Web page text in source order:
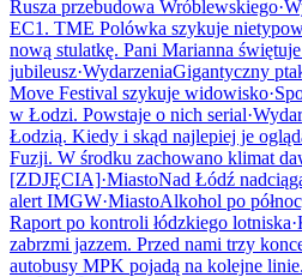
Rusza przebudowa Wróblewskiego·
EC1. TME Polówka szykuje
nową stulatkę. Pani Marianna
jubileusz·WydarzeniaGigantyczny
Move Festival szykuje widowisko·
w Łodzi. Powstaje o nich serial·
Łodzią. Kiedy i skąd najlepiej je
Fuzji. W środku zachowano klimat
[ZDJĘCIA]·MiastoNad Łódź
alert IMGW·MiastoAlkohol po
Raport po kontroli łódzkiego lotniska·
zabrzmi jazzem. Przed nami trzy
autobusy MPK pojadą na kolejne